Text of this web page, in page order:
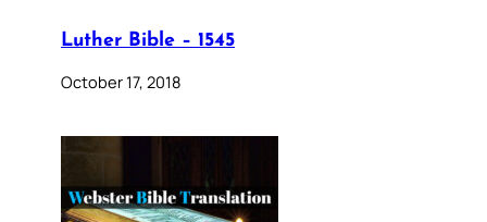
Luther Bible – 1545
October 17, 2018